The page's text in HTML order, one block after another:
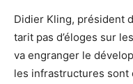
Didier Kling, président
tarit pas d’éloges sur
va engranger le
les infrastructures sont